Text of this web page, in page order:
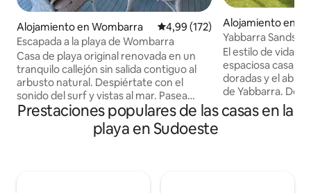
Alojamiento en Wombarra Calificación promedio: 4,99 de
4,99 (172)
Escapada a la playa de Wombarra
Casa de playa original renovada en un
tranquilo callejón sin salida contiguo al
arbusto natural. Despiértate con el
sonido del surf y vistas al mar. Pasea
hasta la idílica playa de Wombarra, a 200
metros por carretera o menos por la
pista del monte. Salón interior/exterior,
Alojamiento en
Yabbarra Sands:
a la playa.
El estilo de vida
espaciosa casa,
doradas y el
de Yabbarra. Después de nadar, la ducha
caliente al aire
Disfruta de un
Prestaciones populares de las casas en la
playa en Sudoeste